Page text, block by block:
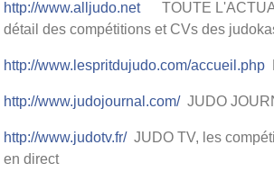
http://www.alljudo.netTOUTE
détail des compétitions et CVs des
http://www.lespritdujudo.com/accueil.php
http://www.judojournal.com/JUDO
http://www.judotv.fr/JUDO TV, les
en direct